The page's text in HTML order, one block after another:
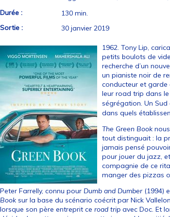
Durée :
130 min.
Sortie :
30 janvier 2019
1962. Tony Lip,
petits boulots de
recherche d’un
un pianiste noir de
conducteur et garde
leur road trip dans
ségrégation. Un
dans quels
The Green Book
tout distinguait : la
jamais pensé
pour jouer du jazz,
compagnie de ce
manger des pizzas
Peter Farrelly, connu pour Dumb and Dumber (1994)
Book sur la base du scénario coécrit par Nick
lorsque son père entreprit ceroad tripavec Doc. Et